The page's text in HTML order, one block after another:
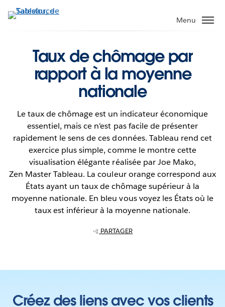
Aller
au
Menu
Taux de chômage par
rapport à la moyenne
nationale
Le taux de chômage est un indicateur économique
essentiel, mais ce n'est pas facile de présenter
rapidement le sens de ces données. Tableau rend cet
exercice plus simple, comme le montre cette
visualisation élégante réalisée par Joe Mako,
Zen Master Tableau. La couleur orange correspond aux
États ayant un taux de chômage supérieur à la
moyenne nationale. En bleu vous voyez les États où le
taux est inférieur à la moyenne nationale.
PARTAGER
Créez des liens avec vos clients